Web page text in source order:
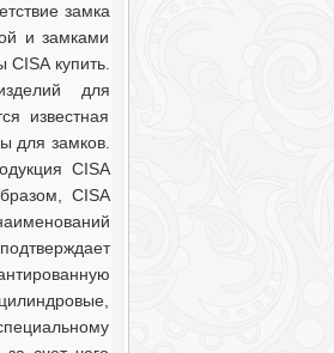
замка
и замками
купить.
для
известная
для замков.
CISA
CISA